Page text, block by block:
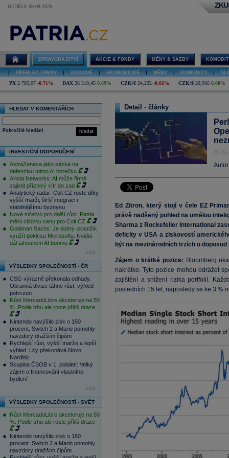
NEDĚLE 09.08.2026
ZPRAVODAJSTVÍ AKCIE & FONDY MĚNY & SAZBY
PŘEHLED ZPRÁV AKCIOVÉ EKONOMICKÉ MĚNY KOMODITY
PX 2 785,07 -0,71% DAX 26 319,45 0,69% CZK/€ 24,232 -0,02% CZK/$ 20,966 0,00%
HLEDAT V KOMENTÁŘÍCH
hledat
Pokročilé hledání
INVESTIČNÍ DOPORUČENÍ
AstraZeneca jako sázka na
defenzivu mimo AI horečku
Arista Networks: AI může firmě
zajistit příznivý vítr do zad
Analytický radar: Colt CZ roste díky
vyšší marži, širší integraci i
stabilnějšímu byznysu
Nové střelivo pro další růst. Patria
mění cílovou cenu pro Colt CZ
Goldman Sachs: Je dobrý okamžik
využít poklesu Microsoftu. Nvidia
dál tahounem AI boomu
více...
VÝSLEDKY SPOLEČNOSTÍ - ČR
CSG výrazně překonala odhady.
Obranná divize táhne růst, výhled
potvrzen
Růst MercadoLibre akceleruje na 50
%. Podle trhu ale roste příliš draze
Nintendo navýšilo zisk o 150
procent. Switch 2 a Mario pomohly
navzdory dražším čipům
Rychlejší růst, vyšší marže a lepší
výhled. Lilly překonává Novo
Nordisk
Skupina ČSOB v 1. pololetí: Velký
zájem o financování vlastního
bydlení
více...
VÝSLEDKY SPOLEČNOSTÍ - SVĚT
Růst MercadoLibre akceleruje na 50
%. Podle trhu ale roste příliš draze
Nintendo navýšilo zisk o 150
procent. Switch 2 a Mario pomohly
navzdory dražším čipům
Detail - články
Ed Zitron, který stojí v čele EZ
právě nadšený pohled na umělou
Sharma z Rockefeller International
deficity v USA a ziskovostí
být na mezinárodních trzích u
Zájem o krátké pozice: Bloomberg
nakrátko. Tyto pozice mohou odrážet
zajištění a snížení rizika portfolií.
posledních 15 let, naposledy se ke 3 %